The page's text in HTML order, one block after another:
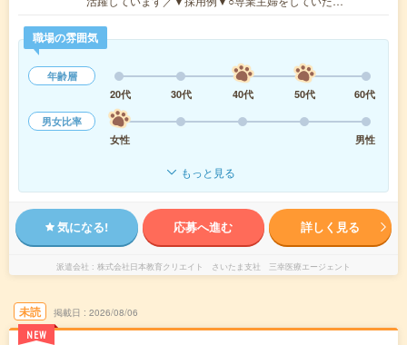
職場の雰囲気
年齢層
20代
30代 40代 50代
60代
男女比率
女性
男性
もっと見る
気になる! 応募へ進む 詳しく見る
派遣会社 株式会社日本教育クリエイト さいたま支社 三幸医療エージェント
未読
NEW
掲載日 2026/08/06